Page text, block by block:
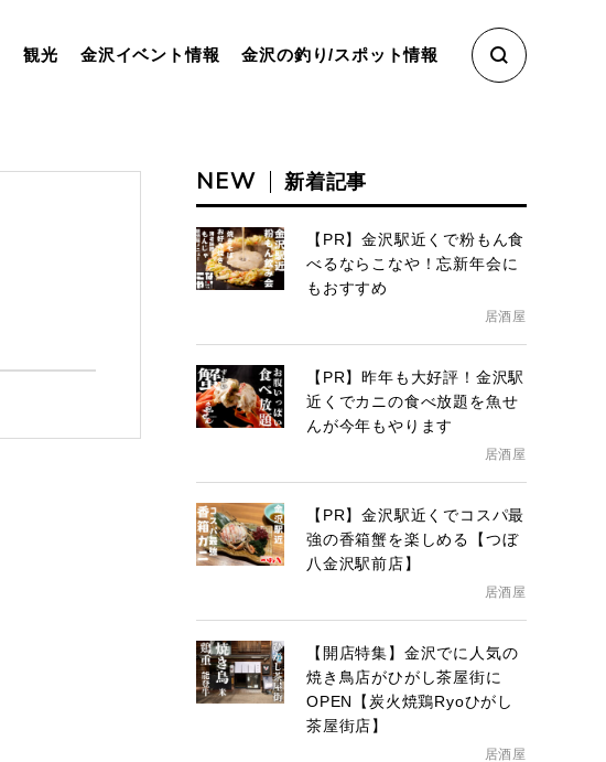
観光 金沢イベント情報 金沢の釣り/スポット情報
NEW 新着記事
【PR】金沢駅近くで粉もん食
べるならこなや！忘新年会に
もおすすめ
居酒屋
【PR】昨年も大好評！金沢駅
近くでカニの食べ放題を魚せ
んが今年もやります
居酒屋
【PR】金沢駅近くでコスパ最
強の香箱蟹を楽しめる【つぼ
八金沢駅前店】
居酒屋
【開店特集】金沢でに人気の
焼き鳥店がひがし茶屋街に
OPEN【炭火焼鶏Ryoひがし
茶屋街店】
居酒屋